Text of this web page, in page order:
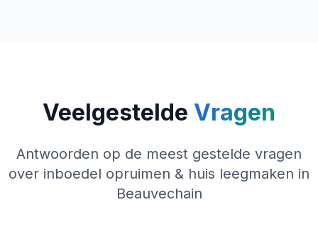
Veelgestelde Vragen
Antwoorden op de meest gestelde vragen
over inboedel opruimen & huis leegmaken in
Beauvechain